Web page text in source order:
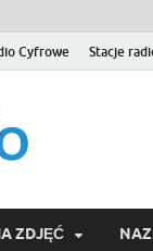
Cyfrowe Stacje
ZDJĘĆ